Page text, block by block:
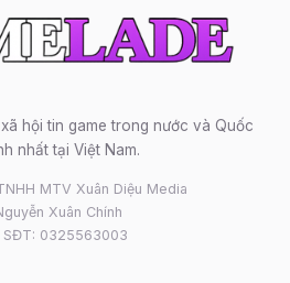
hội tin game trong nước và Quốc
nhất tại Việt Nam.
MTV Xuân Diệu Media
Xuân Chính
SĐT: 0325563003